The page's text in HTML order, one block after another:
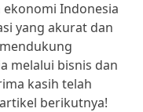
Indonesia
yang akurat dan
melalui bisnis dan
kasih telah
berikutnya!